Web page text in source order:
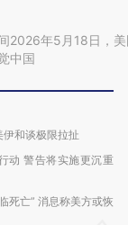
2026年5月18日，美
中国
伊和谈极限拉扯
动 警告将实施更沉重
死亡” 消息称美方或恢